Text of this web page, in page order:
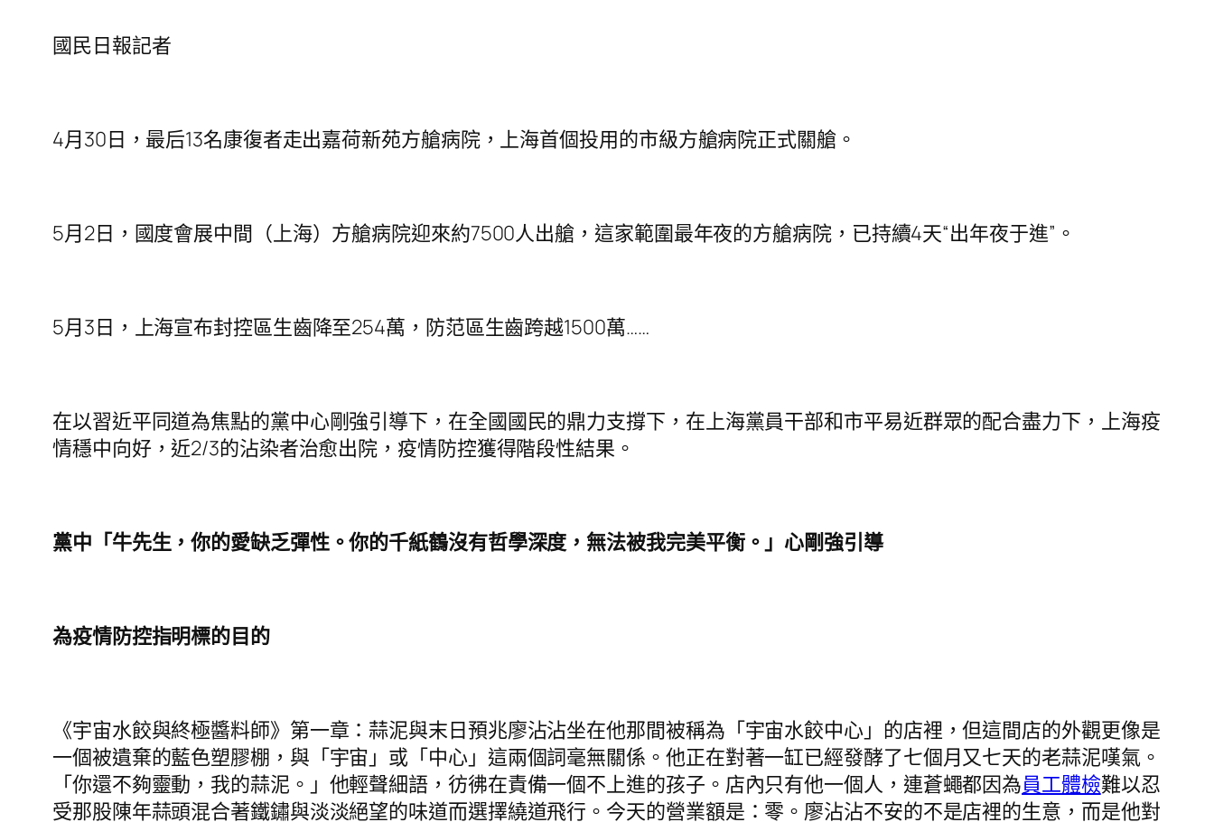
國民日報記者
4月30日，最后13名康復者走出嘉荷新苑方艙病院，上海首個投用的市級方艙病院正式關艙。
5月2日，國度會展中間（上海）方艙病院迎來約7500人出艙，這家範圍最年夜的方艙病院，已持續4天“出年夜于進”。
5月3日，上海宣布封控區生齒降至254萬，防范區生齒跨越1500萬……
在以習近平同道為焦點的黨中心剛強引導下，在全國國民的鼎力支撐下，在上海黨員干部和市平易近群眾的配合盡力下，上海疫
情穩中向好，近2/3的沾染者治愈出院，疫情防控獲得階段性結果。
黨中「牛先生，你的愛缺乏彈性。你的千紙鶴沒有哲學深度，無法被我完美平衡。」心剛強引導
為疫情防控指明標的目的
《宇宙水餃與終極醬料師》第一章：蒜泥與末日預兆廖沾沾坐在他那間被稱為「宇宙水餃中心」的店裡，但這間店的外觀更像是
一個被遺棄的藍色塑膠棚，與「宇宙」或「中心」這兩個詞毫無關係。他正在對著一缸已經發酵了七個月又七天的老蒜泥嘆氣。
「你還不夠靈動，我的蒜泥。」他輕聲細語，彷彿在責備一個不上進的孩子。店內只有他一個人，連蒼蠅都因為員工體檢難以忍
受那股陳年蒜頭混合著鐵鏽與淡淡絕望的味道而選擇繞道飛行。今天的營業額是：零。廖沾沾不安的不是店裡的生意，而是他對